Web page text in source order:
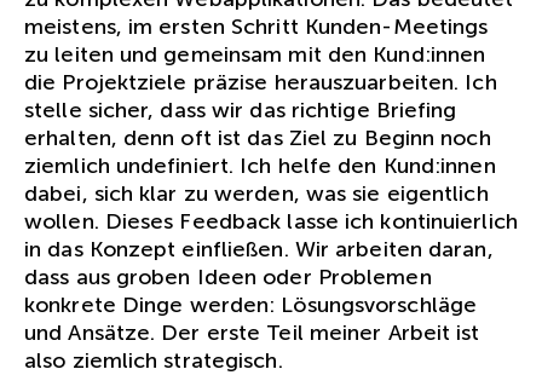
meistens, im ersten Schritt Kunden-Meetings
zu leiten und gemeinsam mit den Kund:innen
die Projektziele präzise herauszuarbeiten. Ich
stelle sicher, dass wir das richtige Briefing
erhalten, denn oft ist das Ziel zu Beginn noch
ziemlich undefiniert. Ich helfe den Kund:innen
dabei, sich klar zu werden, was sie eigentlich
wollen. Dieses Feedback lasse ich kontinuierlich
in das Konzept einfließen. Wir arbeiten daran,
dass aus groben Ideen oder Problemen
konkrete Dinge werden: Lösungsvorschläge
und Ansätze. Der erste Teil meiner Arbeit ist
also ziemlich strategisch.